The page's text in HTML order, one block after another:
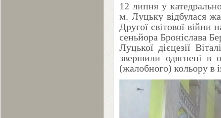
12 липня у
м. Луцьку відбулася
Другої світової війни
сеньйора Броніслава
Луцької дієцезії
звершили одягнені в
(жалобного) кольору в